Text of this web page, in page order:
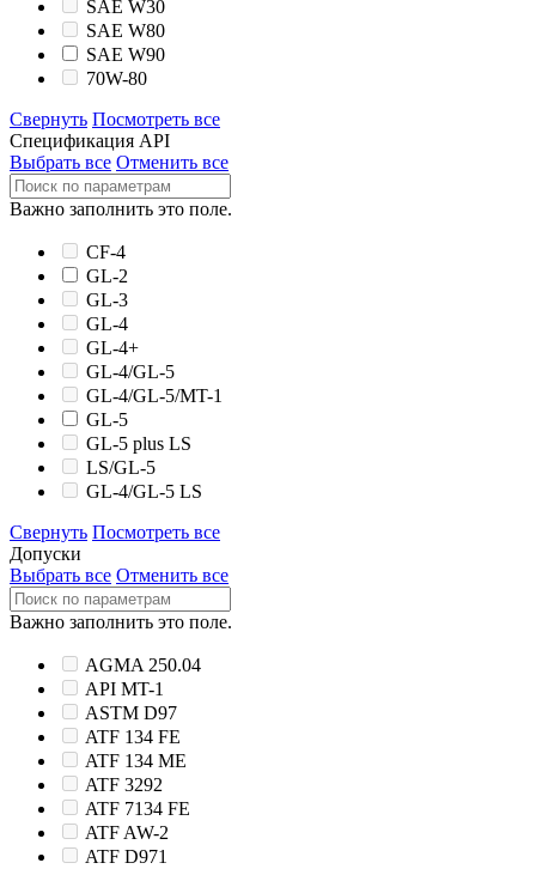
SAE W30
SAE W80
SAE W90
70W-80
Свернуть Посмотреть все
Спецификация API
Выбрать все Отменить все
Важно заполнить это поле.
CF-4
GL-2
GL-3
GL-4
GL-4+
GL-4/GL-5
GL-4/GL-5/MT-1
GL-5
GL-5 plus LS
LS/GL-5
GL-4/GL-5 LS
Свернуть Посмотреть все
Допуски
Выбрать все Отменить все
Важно заполнить это поле.
AGMA 250.04
API MT-1
ASTM D97
ATF 134 FE
ATF 134 ME
ATF 3292
ATF 7134 FE
ATF AW-2
ATF D971